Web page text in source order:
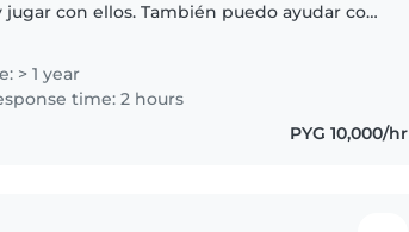
jugar con ellos. También puedo ayudar con
> 1 year
time: 2 hours
PYG 10,000/hr